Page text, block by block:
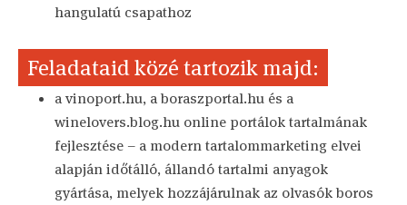
hangulatú csapathoz
Feladataid közé tartozik majd:
a vinoport.hu, a boraszportal.hu és a
winelovers.blog.hu online portálok tartalmának
fejlesztése – a modern tartalommarketing elvei
alapján időtálló, állandó tartalmi anyagok
gyártása, melyek hozzájárulnak az olvasók boros